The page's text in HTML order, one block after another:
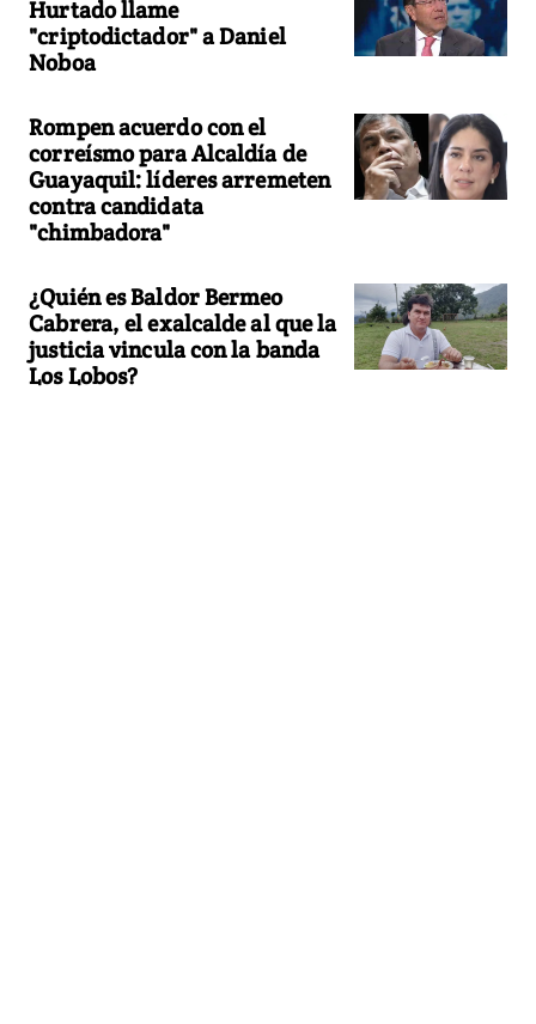
Hurtado llame
"criptodictador" a Daniel
Noboa
Rompen acuerdo con el
correísmo para Alcaldía de
Guayaquil: líderes arremeten
contra candidata
"chimbadora"
¿Quién es Baldor Bermeo
Cabrera, el exalcalde al que la
justicia vincula con la banda
Los Lobos?